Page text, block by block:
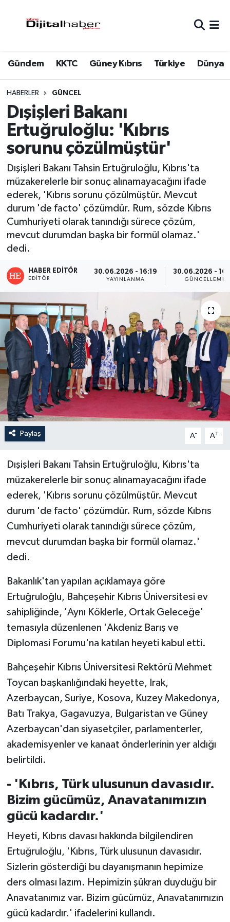
Gündem KKTC Güney Kıbrıs Türkiye Dünya
HABERLER GÜNCEL
Dışişleri Bakanı
Ertuğruloğlu: 'Kıbrıs
sorunu çözülmüştür'
Dışişleri Bakanı Tahsin Ertuğruloğlu, Kıbrıs'ta
müzakerelerle bir sonuç alınamayacağını ifade
ederek, 'Kıbrıs sorunu çözülmüştür. Mevcut
durum 'de facto' çözümdür. Rum, sözde Kıbrıs
Cumhuriyeti olarak tanındığı sürece çözüm,
mevcut durumdan başka bir formül olamaz.'
dedi.
HABER EDITÖR
EDITÖR
30.06.2026 - 16:19
YAYINLANMA
30.06.2026 -
GÜNCELLEME
Paylaş A- A+
Dışişleri Bakanı Tahsin Ertuğruloğlu, Kıbrıs'ta
müzakerelerle bir sonuç alınamayacağını ifade
ederek, 'Kıbrıs sorunu çözülmüştür. Mevcut
durum 'de facto' çözümdür. Rum, sözde Kıbrıs
Cumhuriyeti olarak tanındığı sürece çözüm,
mevcut durumdan başka bir formül olamaz.'
dedi.
Bakanlık'tan yapılan açıklamaya göre
Ertuğruloğlu, Bahçeşehir Kıbrıs Üniversitesi ev
sahipliğinde, 'Aynı Köklerle, Ortak Geleceğe'
temasıyla düzenlenen 'Akdeniz Barış ve
Diplomasi Forumu'na katılan heyeti kabul etti.
Bahçeşehir Kıbrıs Üniversitesi Rektörü Mehmet
Toycan başkanlığındaki heyette, Irak,
Azerbaycan, Suriye, Kosova, Kuzey Makedonya,
Batı Trakya, Gagavuzya, Bulgaristan ve Güney
Azerbaycan'dan siyasetçiler, parlamenterler,
akademisyenler ve kanaat önderlerinin yer aldığı
belirtildi.
- 'Kıbrıs, Türk ulusunun davasıdır.
Bizim gücümüz, Anavatanımızın
gücü kadardır.'
Heyeti, Kıbrıs davası hakkında bilgilendiren
Ertuğruloğlu, 'Kıbrıs, Türk ulusunun davasıdır.
Sizlerin gösterdiği bu dayanışmanın hepimize
ders olması lazım. Hepimizin şükran duyduğu bir
Anavatanımız var. Bizim gücümüz, Anavatanımızın
gücü kadardır.' ifadelerini kullandı.
Trafik Durumu
Süper Lig Puan Durumu ve Fikstür
Tüm Manşetler
Son Dakika Haberleri
Haber Arşivi